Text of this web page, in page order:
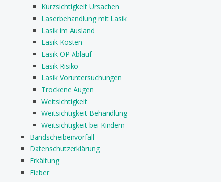
Kurzsichtigkeit Ursachen
Laserbehandlung mit Lasik
Lasik im Ausland
Lasik Kosten
Lasik OP Ablauf
Lasik Risiko
Lasik Voruntersuchungen
Trockene Augen
Weitsichtigkeit
Weitsichtigkeit Behandlung
Weitsichtigkeit bei Kindern
Bandscheibenvorfall
Datenschutzerklärung
Erkältung
Fieber